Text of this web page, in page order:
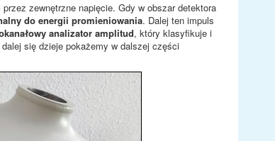
zewnętrzne napięcie. Gdy w obszar detektora
do energii promieniowania. Dalej ten impuls
analizator amplitud, który klasyfikuje i
się dzieje pokażemy w dalszej części